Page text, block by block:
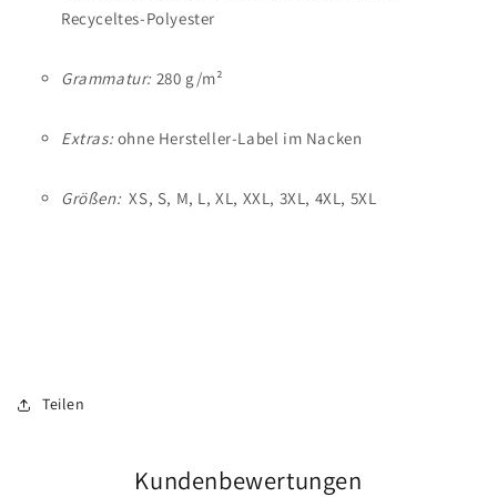
Recyceltes-Polyester
Grammatur: 280 g/m²
Extras:ohne Hersteller-Label im Nacken
Größen:XS, S, M, L, XL, XXL, 3XL, 4XL, 5XL
Teilen
Kundenbewertungen